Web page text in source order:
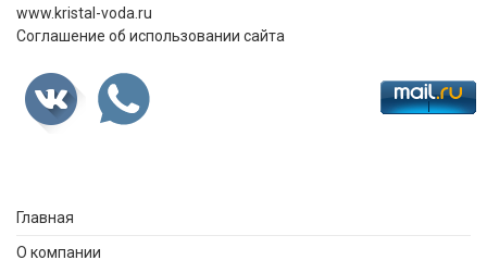
www.kristal-voda.ru
Соглашение об использовании сайта
Главная
О компании